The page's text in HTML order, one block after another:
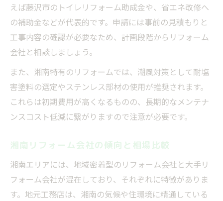
藤沢市で受けられるリフォーム助成金とは
リフォーム計画に役立つ補助金情報の集め
方
補助金を活用したリフォーム費用削減術
えば藤沢市のトイレリフォーム助成金や、省エネ改修へ
の補助金などが代表的です。申請には事前の見積もりと
工事内容の確認が必要なため、計画段階からリフォーム
会社と相談しましょう。
また、湘南特有のリフォームでは、潮風対策として耐塩
害塗料の選定やステンレス部材の使用が推奨されます。
これらは初期費用が高くなるものの、長期的なメンテナ
ンスコスト低減に繋がりますので注意が必要です。
湘南リフォーム会社の傾向と相場比較
湘南エリアには、地域密着型のリフォーム会社と大手リ
フォーム会社が混在しており、それぞれに特徴がありま
す。地元工務店は、湘南の気候や住環境に精通している